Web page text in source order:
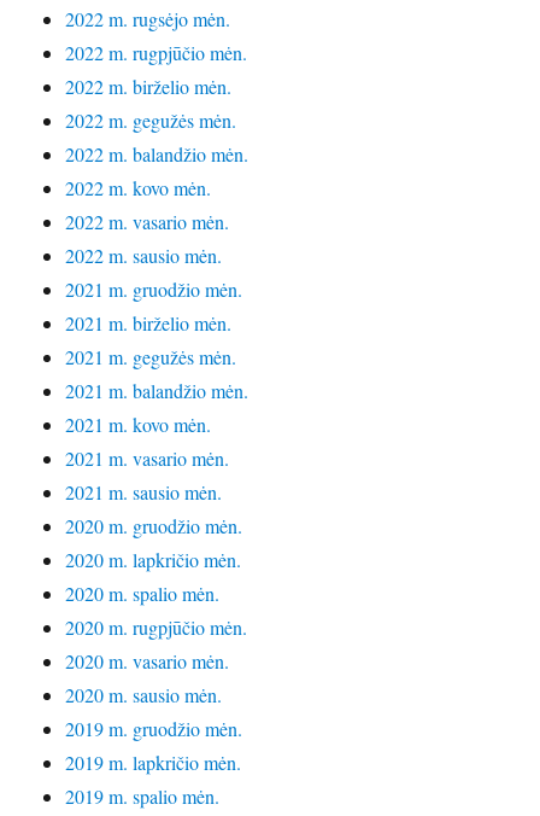
2022 m. rugsėjo mėn.
2022 m. rugpjūčio mėn.
2022 m. birželio mėn.
2022 m. gegužės mėn.
2022 m. balandžio mėn.
2022 m. kovo mėn.
2022 m. vasario mėn.
2022 m. sausio mėn.
2021 m. gruodžio mėn.
2021 m. birželio mėn.
2021 m. gegužės mėn.
2021 m. balandžio mėn.
2021 m. kovo mėn.
2021 m. vasario mėn.
2021 m. sausio mėn.
2020 m. gruodžio mėn.
2020 m. lapkričio mėn.
2020 m. spalio mėn.
2020 m. rugpjūčio mėn.
2020 m. vasario mėn.
2020 m. sausio mėn.
2019 m. gruodžio mėn.
2019 m. lapkričio mėn.
2019 m. spalio mėn.